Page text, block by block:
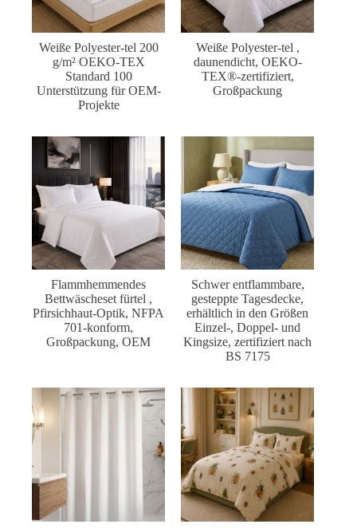
Weiße Polyester-tel 200
g/m² OEKO-TEX
Standard 100
Unterstützung für OEM-
Projekte
Weiße Polyester-tel ,
daunendicht, OEKO-
TEX®-zertifiziert,
Großpackung
Flammhemmendes
Bettwäscheset fürtel ,
Pfirsichhaut-Optik, NFPA
701-konform,
Großpackung, OEM
Schwer entflammbare,
gesteppte Tagesdecke,
erhältlich in den Größen
Einzel-, Doppel- und
Kingsize, zertifiziert nach
BS 7175